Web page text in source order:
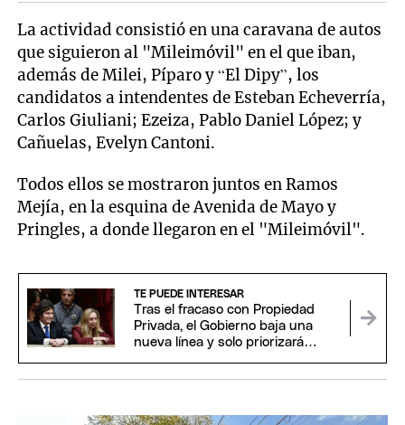
La actividad consistió en una caravana de autos
que siguieron al "Mileimóvil" en el que iban,
además de Milei, Píparo y “El Dipy”, los
candidatos a intendentes de Esteban Echeverría,
Carlos Giuliani; Ezeiza, Pablo Daniel López; y
Cañuelas, Evelyn Cantoni.
Todos ellos se mostraron juntos en Ramos
Mejía, en la esquina de Avenida de Mayo y
Pringles, a donde llegaron en el "Mileimóvil".
TE PUEDE INTERESAR
Tras el fracaso con Propiedad
Privada, el Gobierno baja una
nueva línea y solo priorizará